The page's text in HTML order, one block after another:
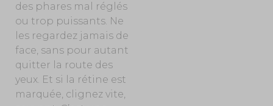
des phares mal réglés
ou trop puissants. Ne
les regardez jamais de
face, sans pour autant
quitter la route des
yeux. Et si la rétine est
marquée, clignez vite,